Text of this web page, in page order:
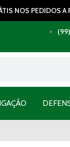
NOS PEDIDOS A